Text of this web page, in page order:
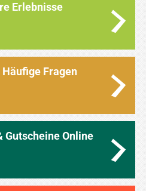
Erlebnisse
Fragen
Gutscheine Online